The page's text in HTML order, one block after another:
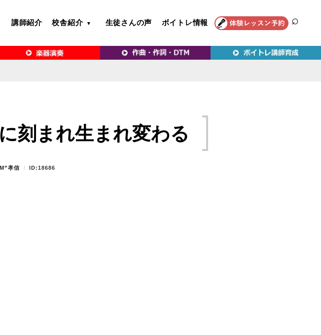
本気」になれるボイトレ教室｜VERY MERRY
SCHOOL（ベリーメリー）
講師紹介 校舎紹介 生徒さんの声 ボイトレ情報
刻まれ生まれ変わる
孝信 ID:18686